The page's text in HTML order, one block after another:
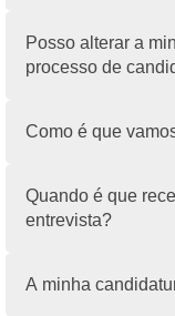
Posso alterar a
processo de
Como é que
Quando é que
entrevista?
A minha